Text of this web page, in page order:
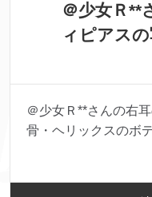
＠少女Ｒ**
ィピアス
＠少女Ｒ**さんの右
骨・ヘリックスのボ